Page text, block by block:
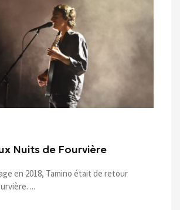
Nuits de Fourvière
en 2018, Tamino était de retour
...